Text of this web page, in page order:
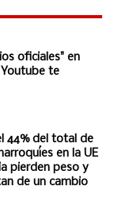
oficiales" en
te
44% del total de
en la UE
pierden peso y
de un cambio